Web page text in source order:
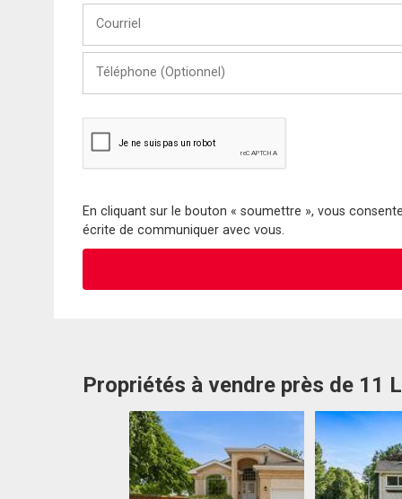
(Optionnel)
En cliquant sur le bouton « soumettre », vous
écrite de communiquer avec vous.
Propriétés à vendre près de 11